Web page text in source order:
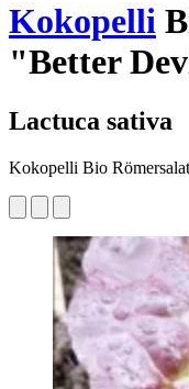
Kokopelli
"Better
Lactuca sativa
Kokopelli Bio